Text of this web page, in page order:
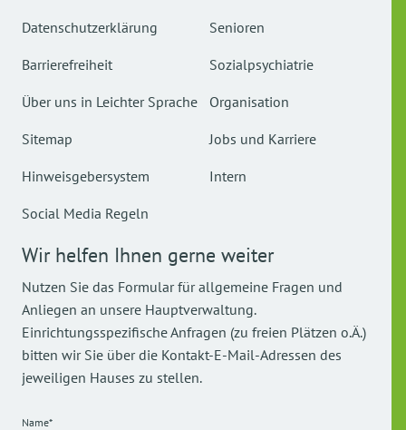
Datenschutzerklärung
Barrierefreiheit
Über uns in Leichter Sprache
Sitemap
Hinweisgebersystem
Social Media Regeln
Senioren
Sozialpsychiatrie
Organisation
Jobs und Karriere
Intern
Wir helfen Ihnen gerne weiter
Nutzen Sie das Formular für allgemeine Fragen und
Anliegen an unsere Hauptverwaltung.
Einrichtungsspezifische Anfragen (zu freien Plätzen o.Ä.)
bitten wir Sie über die Kontakt-E-Mail-Adressen des
jeweiligen Hauses zu stellen.
Name*